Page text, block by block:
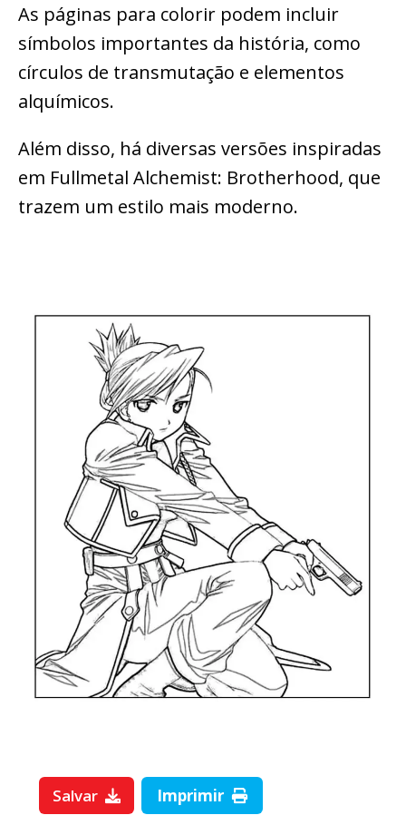
As páginas para colorir podem incluir
símbolos importantes da história, como
círculos de transmutação e elementos
alquímicos.
Além disso, há diversas versões inspiradas
em Fullmetal Alchemist: Brotherhood, que
trazem um estilo mais moderno.
Salvar Imprimir